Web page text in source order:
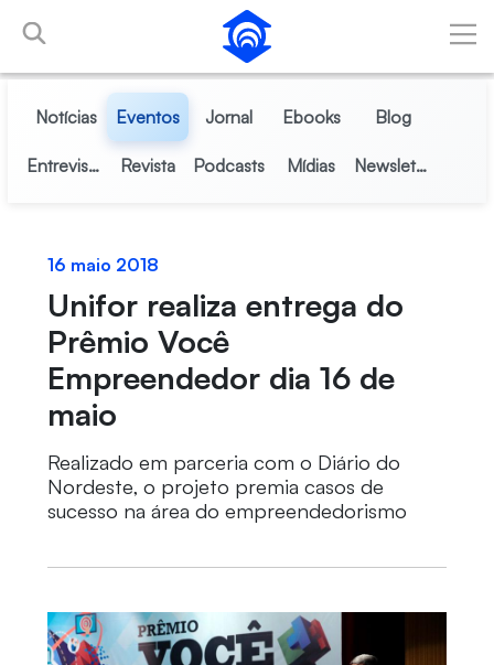
Pular para o Conteúdo principal
Notícias Eventos Jornal Ebooks Blog
Entrevistas Revista Podcasts Mídias Newsletter
16 maio 2018
Unifor realiza entrega do
Prêmio Você
Empreendedor dia 16 de
maio
Realizado em parceria com o Diário do
Nordeste, o projeto premia casos de
sucesso na área do empreendedorismo